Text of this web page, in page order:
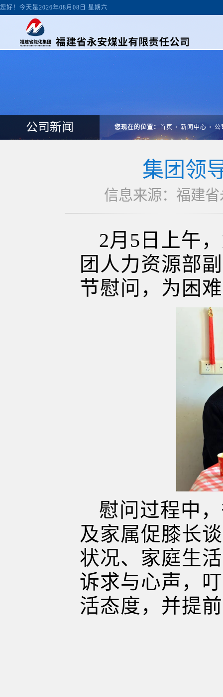
您好！今天是2026年08月08日 星期六
公司新闻 您现在的位置： 首页 > 新闻中心 > 公
集团领
信息来源：福建
2月5日上午
团人力资源部
节慰问，为困
慰问过程中
及家属促膝长
状况、家庭生
诉求与心声，
活态度，并提